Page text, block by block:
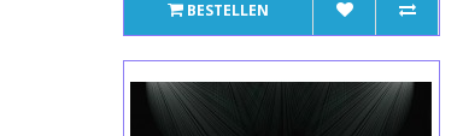
BESTELLEN